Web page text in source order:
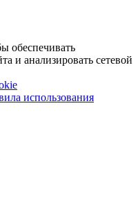
обеспечивать
и анализировать сетевой
использования